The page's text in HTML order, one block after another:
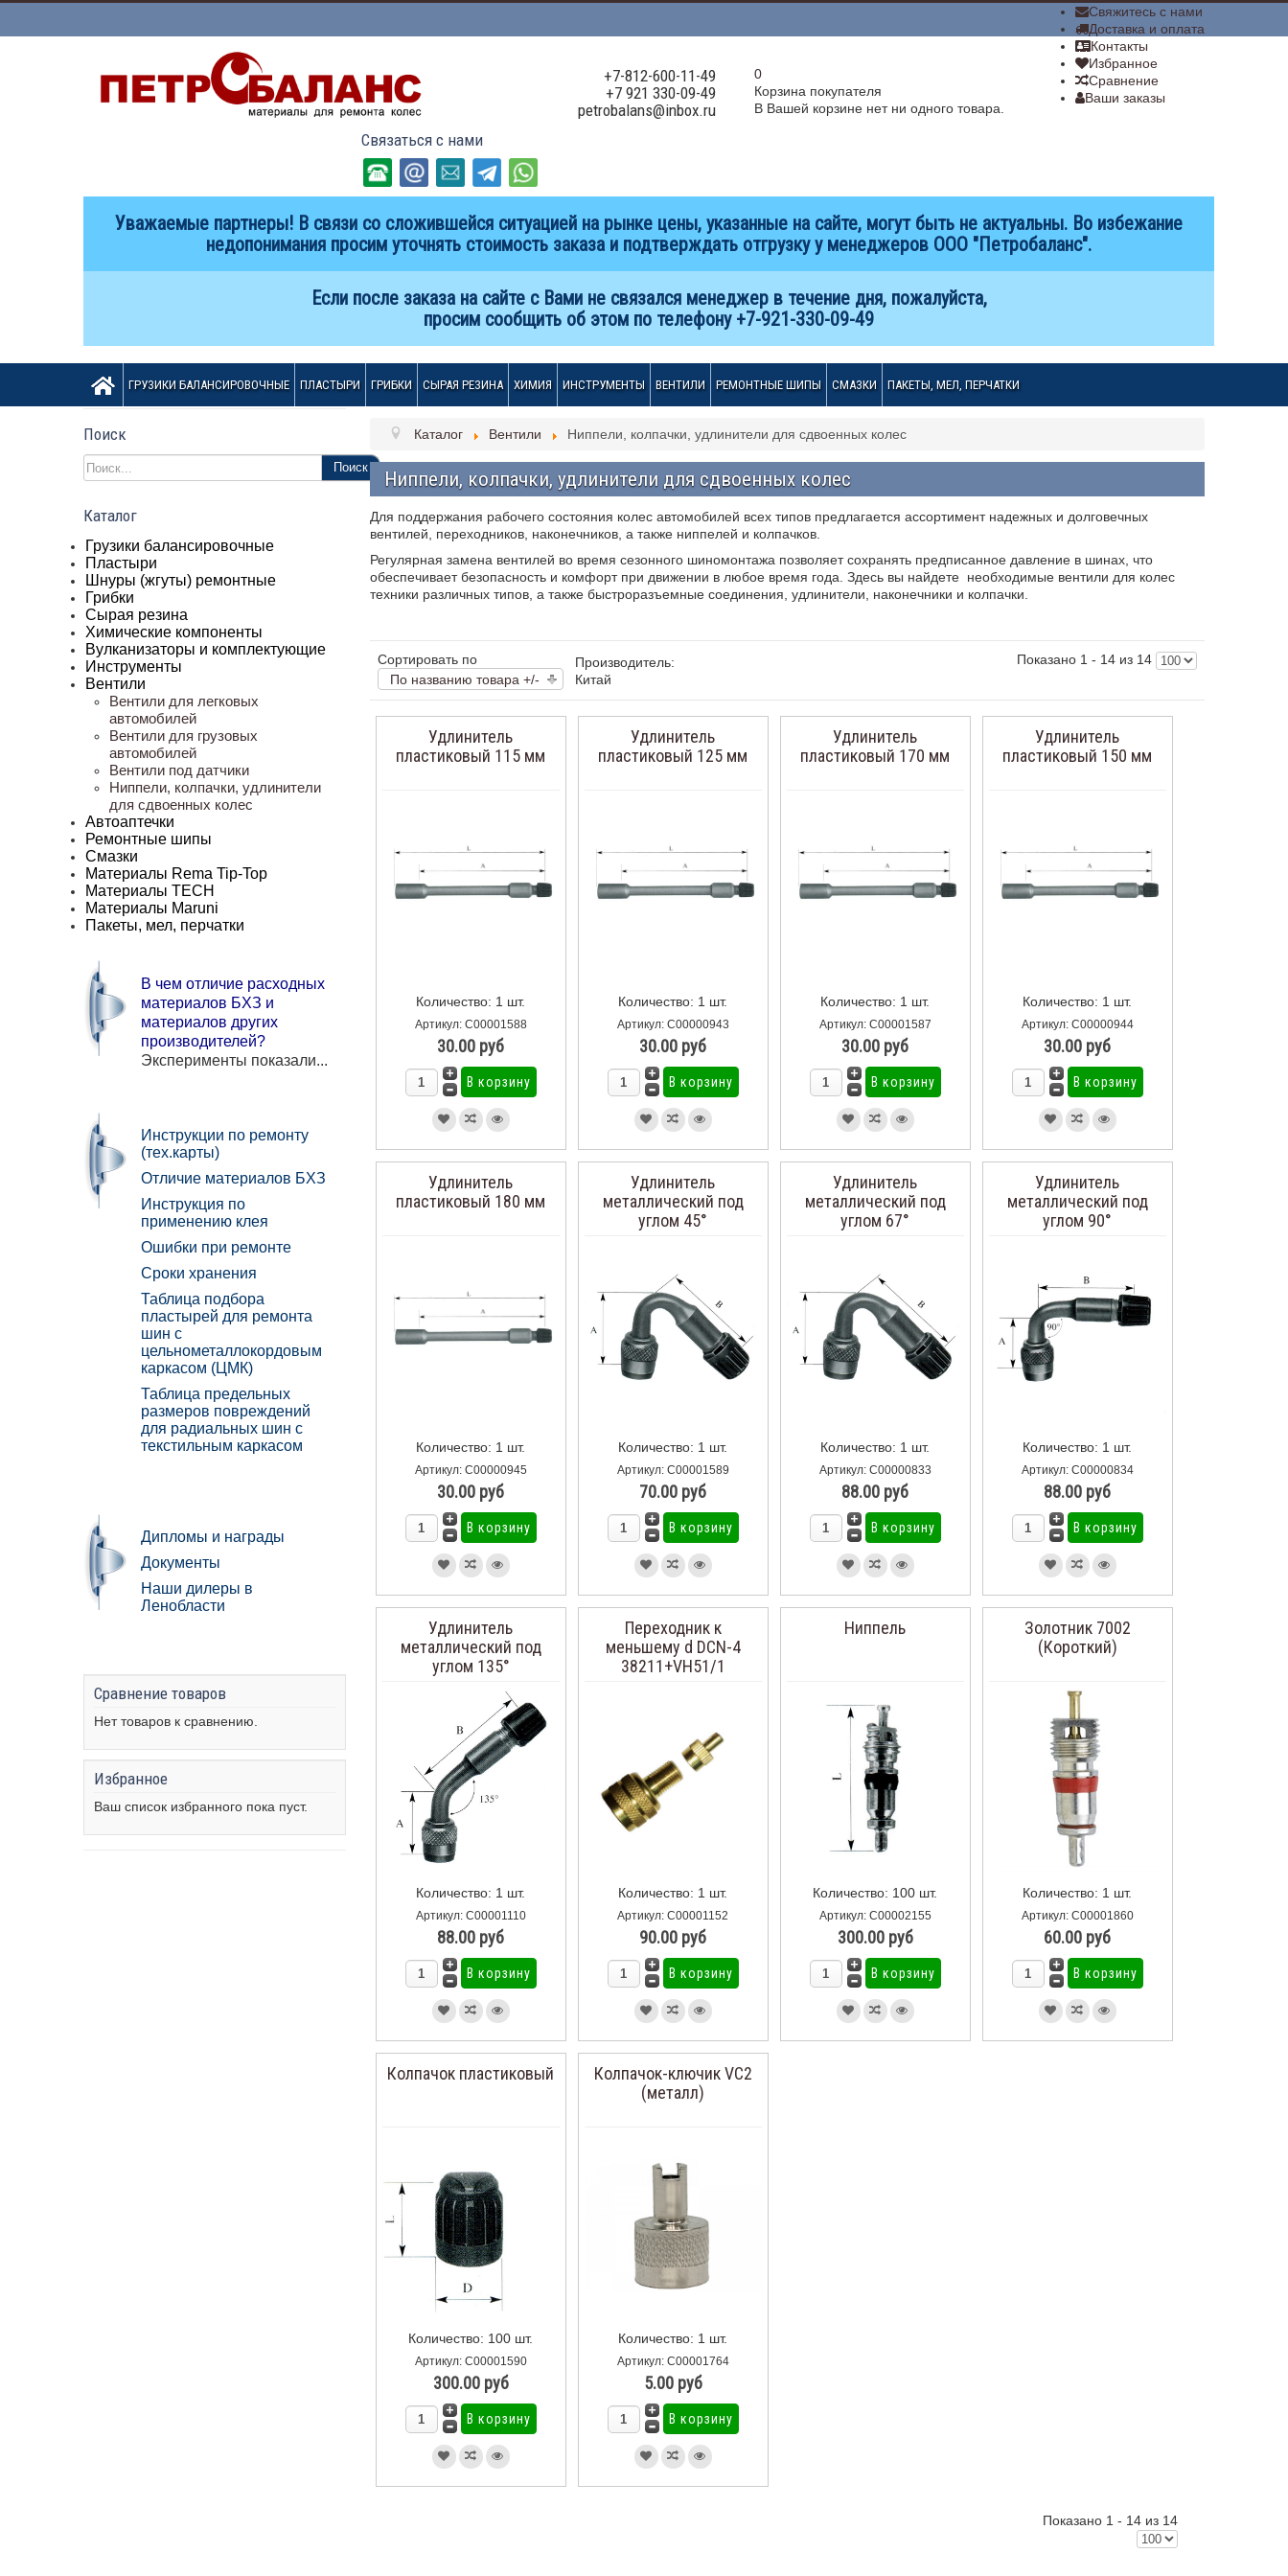
­Свяжитесь с нами
Доставка и оплата
Контакты
Избранное
Сравнение
Ваши заказы
0
Корзина покупателя
В Вашей корзине нет ни одного товара.
+7-812-600-11-49
+7 921 330-09-49
petrobalans@inbox.ru
Связаться с нами
Уважаемые партнеры! В связи со сложившейся ситуацией на рынке цены, указанные на сайте, могут быть не актуальны. Во избежание
недопонимания просим уточнять стоимость заказа и подтверждать отгрузку у менеджеров ООО "Петробаланс".
Если после заказа на сайте с Вами не связался менеджер в течение дня, пожалуйста,
просим сообщить об этом по телефону +7-921-330-09-49
ГРУЗИКИ БАЛАНСИРОВОЧНЫЕ ПЛАСТЫРИ ГРИБКИ СЫРАЯ РЕЗИНА ХИМИЯ ИНСТРУМЕНТЫ ВЕНТИЛИ РЕМОНТНЫЕ ШИПЫ СМАЗКИ ПАКЕТЫ, МЕЛ, ПЕРЧАТКИ
Поиск
Поиск
Каталог
Грузики балансировочные
Пластыри
Шнуры (жгуты) ремонтные
Грибки
Сырая резина
Химические компоненты
Вулканизаторы и комплектующие
Инструменты
Вентили
Вентили для легковых
автомобилей
Вентили для грузовых
автомобилей
Вентили под датчики
Ниппели, колпачки, удлинители
для сдвоенных колес
Автоаптечки
Ремонтные шипы
Смазки
Материалы Rema Tip-Top
Материалы TECH
Материалы Maruni
Пакеты, мел, перчатки
В чем отличие расходных
материалов БХЗ и
материалов других
производителей?
Эксперименты показали...
Инструкции по ремонту
(тех.карты)
Отличие материалов БХЗ
Инструкция по
применению клея
Ошибки при ремонте
Сроки хранения
Таблица подбора
пластырей для ремонта
шин с
цельнометаллокордовым
каркасом (ЦМК)
Таблица предельных
размеров повреждений
для радиальных шин с
текстильным каркасом
Дипломы и награды
Документы
Наши дилеры в
Ленобласти
Сравнение товаров
Нет товаров к сравнению.
Избранное
Ваш список избранного пока пуст.
Каталог Вентили Ниппели, колпачки, удлинители для сдвоенных колес
Ниппели, колпачки, удлинители для сдвоенных колес
Для поддержания рабочего состояния колес автомобилей всех типов предлагается ассортимент надежных и долговечных
вентилей, переходников, наконечников, а также ниппелей и колпачков.
Регулярная замена вентилей во время сезонного шиномонтажа позволяет сохранять предписанное давление в шинах, что
обеспечивает безопасность и комфорт при движении в любое время года. Здесь вы найдете необходимые вентили для колес
техники различных типов, а также быстроразъемные соединения, удлинители, наконечники и колпачки.
Сортировать по
По названию товара +/-
Производитель:
Китай
Показано 1 - 14 из 14
Удлинитель
пластиковый 115 мм
Количество: 1 шт.
Артикул: С00001588
30.00 руб
Удлинитель
пластиковый 125 мм
Количество: 1 шт.
Артикул: С00000943
30.00 руб
Удлинитель
пластиковый 170 мм
Количество: 1 шт.
Артикул: С00001587
30.00 руб
Удлинитель
пластиковый 150 мм
Количество: 1 шт.
Артикул: С00000944
30.00 руб
Удлинитель
пластиковый 180 мм
Количество: 1 шт.
Артикул: С00000945
30.00 руб
Удлинитель
металлический под
углом 45°
Количество: 1 шт.
Артикул: С00001589
70.00 руб
Удлинитель
металлический под
углом 67°
Количество: 1 шт.
Артикул: С00000833
88.00 руб
Удлинитель
металлический под
углом 90°
Количество: 1 шт.
Артикул: С00000834
88.00 руб
Удлинитель
металлический под
углом 135°
Количество: 1 шт.
Артикул: С00001110
88.00 руб
Переходник к
меньшему d DCN-4
38211+VH51/1
Количество: 1 шт.
Артикул: С00001152
90.00 руб
Ниппель
Количество: 100 шт.
Артикул: С00002155
300.00 руб
Золотник 7002
(Короткий)
Количество: 1 шт.
Артикул: С00001860
60.00 руб
Колпачок пластиковый
Количество: 100 шт.
Артикул: С00001590
300.00 руб
Колпачок-ключик VC2
(металл)
Количество: 1 шт.
Артикул: С00001764
5.00 руб
Показано 1 - 14 из 14